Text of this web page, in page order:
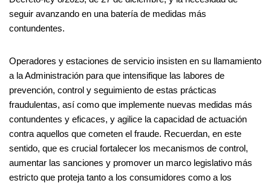
seguir avanzando en una batería de medidas más
contundentes.
Operadores y estaciones de servicio insisten en su llamamiento
a la Administración para que intensifique las labores de
prevención, control y seguimiento de estas prácticas
fraudulentas, así como que implemente nuevas medidas más
contundentes y eficaces, y agilice la capacidad de actuación
contra aquellos que cometen el fraude. Recuerdan, en este
sentido, que es crucial fortalecer los mecanismos de control,
aumentar las sanciones y promover un marco legislativo más
estricto que proteja tanto a los consumidores como a los